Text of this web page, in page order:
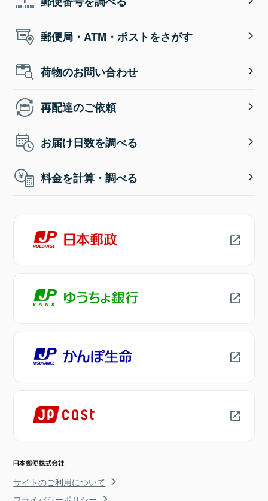
郵便局・ATM・ポストをさがす
荷物のお問い合わせ
再配達のご依頼
お届け日数を調べる
料金を計算・調べる
サイトのご利用について